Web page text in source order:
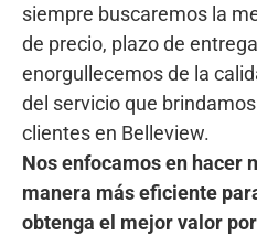
siempre buscaremos la
de precio, plazo de
enorgullecemos de la
del servicio que
clientes en Belleview.
Nos enfocamos en hacer
manera más eficiente
obtenga el mejor valor